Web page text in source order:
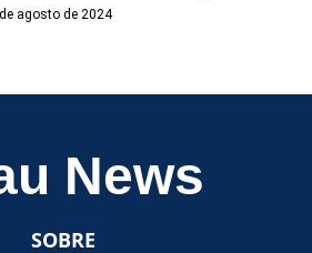
agosto de 2024
News
SOBRE